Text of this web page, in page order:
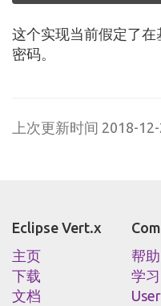
这个实现当前假定了
密码。
上次更新时间 2018-
Eclipse Vert.x
主页
下载
文档
帮
学